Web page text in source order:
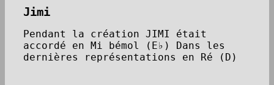
Jimi
Pendant la création JIMI était
accordé en Mi bémol (E♭) Dans les
dernières représentations en Ré (D)